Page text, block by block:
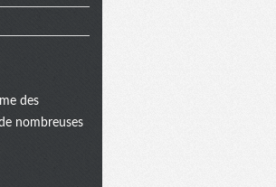
des
nombreuses